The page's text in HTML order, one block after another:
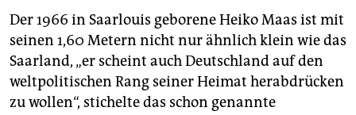
Der 1966 in Saarlouis geborene Heiko Maas ist mit
seinen 1,60 Metern nicht nur ähnlich klein wie das
Saarland, „er scheint auch Deutschland auf den
weltpolitischen Rang seiner Heimat herabdrücken
zu wollen“, stichelte das schon genannte